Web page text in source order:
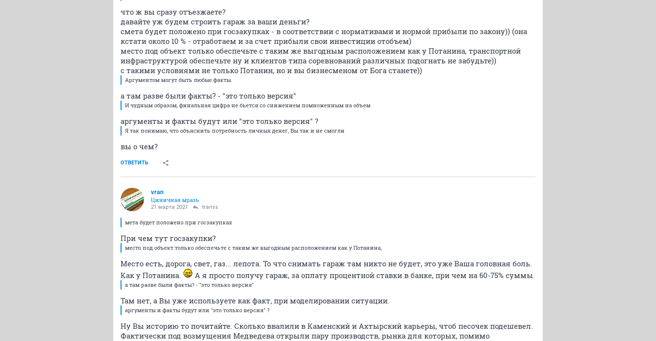
что ж вы сразу отъезжаете?
давайте уж будем строить гараж за ваши деньги?
смета будет положено при госзакупках - в соответствии с нормативами и нормой прибыли по закону)) (она
кстати около 10 % - отработаем и за счет прибыли свои инвестиции отобъем)
место под объект только обеспечьте с таким же выгодным расположением как у Потанина, транспортной
инфраструктурой обеспечьте ну и клиентов типа соревнований различных подогнать не забудьте))
с такими условиями не только Потанин, но и вы бизнесменом от Бога станете))
Аргументом могут быть любые факты.
а там разве были факты? - "это только версия"
И чудным образом, финальная цифра не бьется со снижением помноженным на объем
аргументы и факты будут или "это только версия" ?
Я так понимаю, что объяснить потребность личных денег, Вы так и не смогли
вы о чем?
ОТВЕТИТЬ
vran
Циничная мразь
21 марта 2021 transs
мета будет положено при госзакупках
При чем тут госзакупки?
место под объект только обеспечьте с таким же выгодным расположением как у Потанина,
Место есть, дорога, свет, газ... лепота. То что снимать гараж там никто не будет, это уже Ваша головная боль.
Как у Потанина.
А я просто получу гараж, за оплату процентной ставки в банке, при чем на 60-75% суммы.
а там разве были факты? - "это только версия"
Там нет, а Вы уже используете как факт, при моделировании ситуации.
аргументы и факты будут или "это только версия" ?
Ну Вы историю то почитайте. Сколько ввалили в Каменский и Ахтырский карьеры, чтоб песочек подешевел.
Фактически под возмущения Медведева открыли пару производств, рынка для которых, помимо